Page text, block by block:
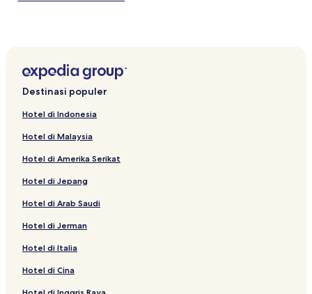
Apartemen di Chalk Farm
Hotel Bintang 4 di London
Hotel Bintang 5 di Regent Street
Hotel dekat Her Majesty's Theatre
Hotel dekat 31 Coventry Street
Hotel dekat Teater Cambridge
Hotel dekat The Hippodrome Casino
Hotel dekat Aldwych Theatre
Cottage di London
Hotel Murah dekat Portland Place
Hotel dekat Central Saint Giles
Destinasi populer
Hotel di Indonesia
Hotel di Malaysia
Hotel di Amerika Serikat
Hotel di Jepang
Hotel di Arab Saudi
Hotel di Jerman
Hotel di Italia
Hotel di Cina